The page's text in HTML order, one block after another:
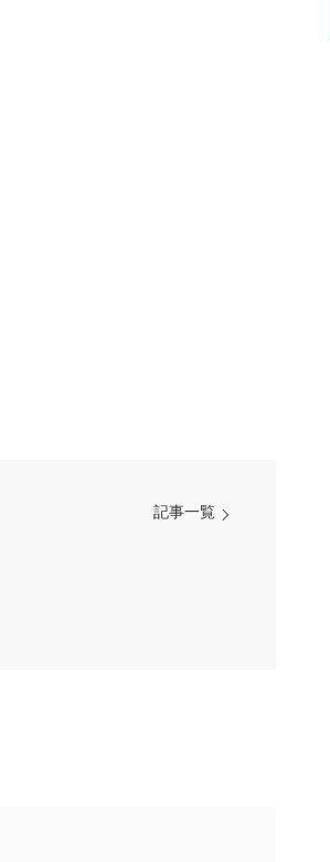
記事一覧